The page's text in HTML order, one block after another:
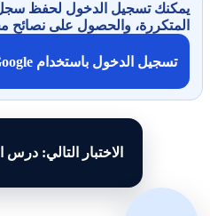
يمكنك تسجيل الدخول لحفظ سجل
المتكررة، والحصول على نصائح
تسجيل الدخول باستخدام Google
الاختبار التالي: درس